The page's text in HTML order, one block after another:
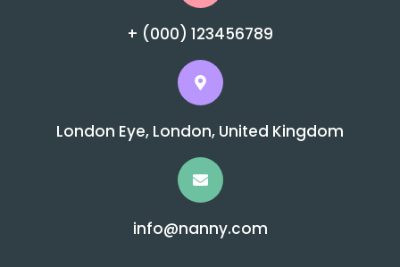
+ (000) 123456789
London Eye, London, United Kingdom
info@nanny.com